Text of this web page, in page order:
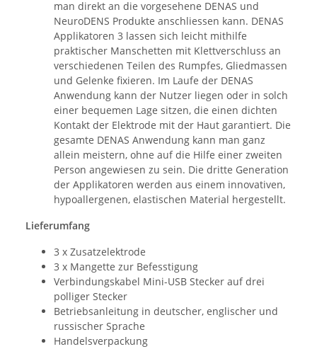
man direkt an die vorgesehene DENAS und
NeuroDENS Produkte anschliessen kann. DENAS
Applikatoren 3 lassen sich leicht mithilfe
praktischer Manschetten mit Klettverschluss an
verschiedenen Teilen des Rumpfes, Gliedmassen
und Gelenke fixieren. Im Laufe der DENAS
Anwendung kann der Nutzer liegen oder in solch
einer bequemen Lage sitzen, die einen dichten
Kontakt der Elektrode mit der Haut garantiert. Die
gesamte DENAS Anwendung kann man ganz
allein meistern, ohne auf die Hilfe einer zweiten
Person angewiesen zu sein. Die dritte Generation
der Applikatoren werden aus einem innovativen,
hypoallergenen, elastischen Material hergestellt.
Lieferumfang
3 x Zusatzelektrode
3 x Mangette zur Befesstigung
Verbindungskabel Mini-USB Stecker auf drei
polliger Stecker
Betriebsanleitung in deutscher, englischer und
russischer Sprache
Handelsverpackung